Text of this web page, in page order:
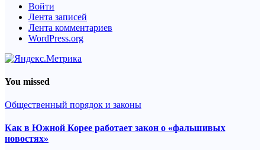
Войти
Лента записей
Лента комментариев
WordPress.org
You missed
Общественный порядок и законы
Как в Южной Корее работает закон о «фальшивых
новостях»